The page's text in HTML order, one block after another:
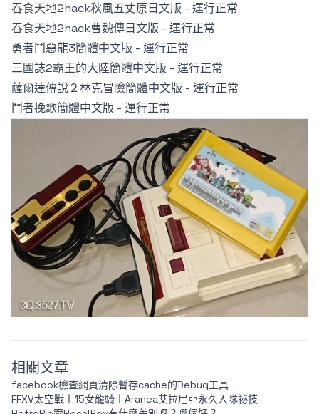
吞食天地2hack秋風五丈原日文版 - 運行正常
吞食天地2hack曹魏傳日文版 - 運行正常
勇者鬥惡龍3簡體中文版 - 運行正常
三國誌2霸王的大陸簡體中文版 - 運行正常
薩爾達傳說２林克冒險簡體中文版 - 運行正常
鬥者挽歌簡體中文版 - 運行正常
相關文章
facebook檢查網頁清除暫存cache的Debug工具
FFXV太空戰士15女龍騎士Aranea艾拉尼亞永久入隊祕技